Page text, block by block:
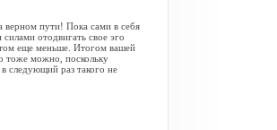
верном пути! Пока сами в себя
отодвигать свое эго
еще меньше. Итогом вашей
тоже можно, поскольку
следующий раз такого не